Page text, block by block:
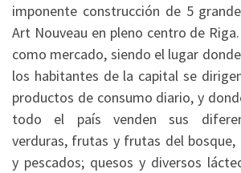
imponente construcción de 5
Art Nouveau en pleno centro de
como mercado, siendo el lugar
los habitantes de la capital se
productos de consumo diario, y
todo el país venden sus
verduras, frutas y frutas del bosque,
y pescados; quesos y diversos